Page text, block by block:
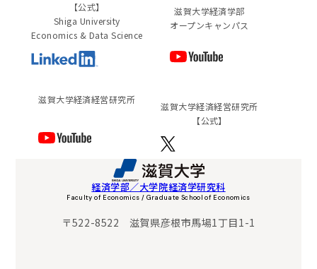
【公式】
Shiga University
Economics & Data Science
滋賀大学経済学部
オープンキャンパス
滋賀⼤学経済経営研究所
滋賀⼤学経済経営研究所
【公式】
経済学部／大学院経済学研究科
Faculty of Economics / Graduate School of Economics
〒522-8522 滋賀県彦根市馬場1丁目1-1